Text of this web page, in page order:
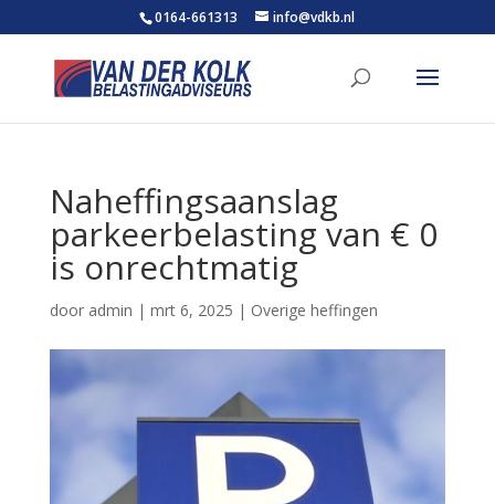
0164-661313 info@vdkb.nl
Naheffingsaanslag
parkeerbelasting van € 0
is onrechtmatig
door admin | mrt 6, 2025 | Overige heffingen